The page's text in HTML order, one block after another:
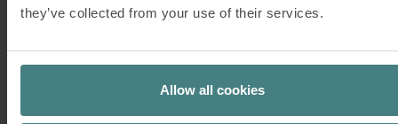
they’ve collected from your use of their services.
Allow all cookies